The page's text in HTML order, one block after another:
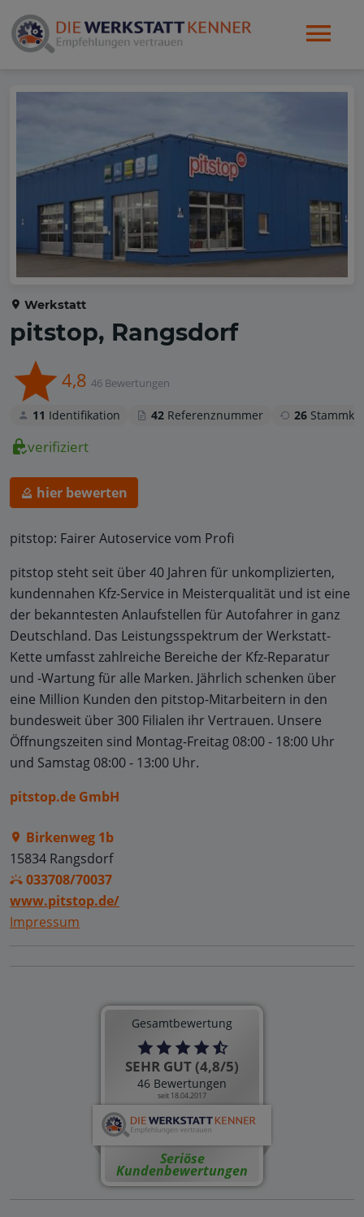
Werkstatt
pitstop, Rangsdorf
4,8 46 Bewertungen
11 Identifikation 42 Referenznummer 26
verifiziert
hier bewerten
pitstop: Fairer Autoservice vom Profi
pitstop steht seit über 40 Jahren für unkomplizierten,
kundennahen Kfz-Service in Meisterqualität und ist eine
der bekanntesten Anlaufstellen für Autofahrer in ganz
Deutschland. Das Leistungsspektrum der Werkstatt-
Kette umfasst zahlreiche Bereiche der Kfz-Reparatur
und -Wartung für alle Marken. Jährlich schenken über
eine Million Kunden den pitstop-Mitarbeitern in den
bundesweit über 300 Filialen ihr Vertrauen. Unsere
Öffnungszeiten sind Montag-Freitag 08:00 - 18:00 Uhr
und Samstag 08:00 - 13:00 Uhr.
pitstop.de GmbH
Birkenweg 1b
15834 Rangsdorf
033708/70037
www.pitstop.de/
Impressum
Gesamtbewertung
SEHR GUT (4,8/5)
46 Bewertungen
seit 18.04.2017
Seriöse
Kundenbewertungen